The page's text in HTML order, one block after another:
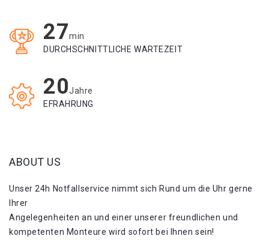
27min
DURCHSCHNITTLICHE WARTEZEIT
20Jahre
EFRAHRUNG
ABOUT US
Unser 24h Notfallservice nimmt sich Rund um die Uhr gerne
Ihrer
Angelegenheiten an und einer unserer freundlichen und
kompetenten Monteure wird sofort bei Ihnen sein!